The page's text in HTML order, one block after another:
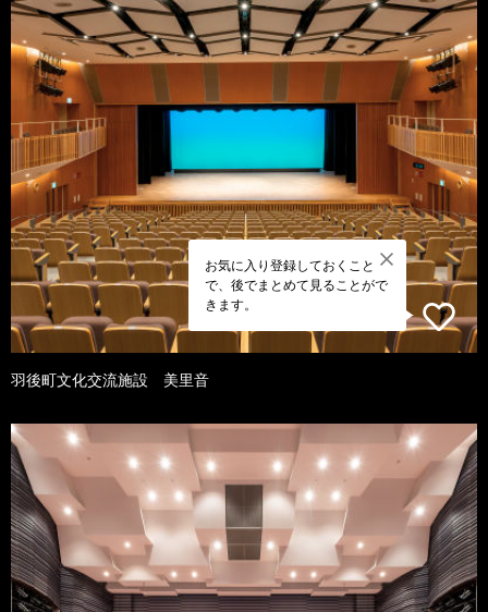
お気に入り登録しておくこと
で、後でまとめて見ることがで
きます。
羽後町文化交流施設 美里音